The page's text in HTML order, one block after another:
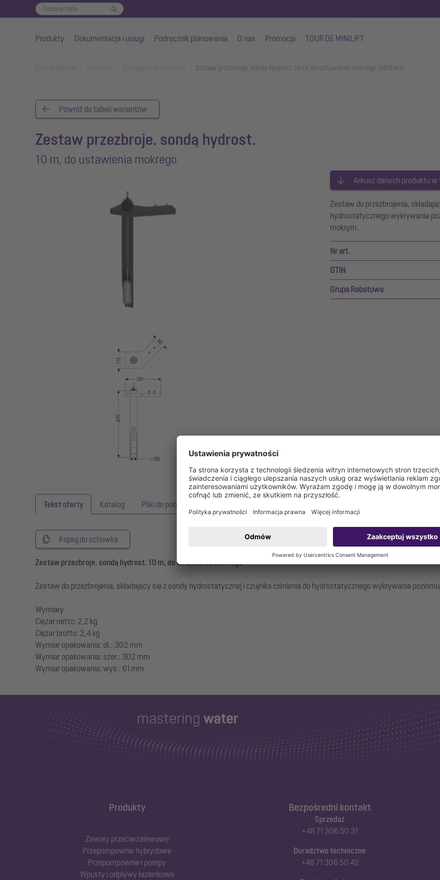
Produkty Dokumentacja i usługi Podręcznik planowania O nas Promocja TOUR DE MINILIFT
Zestaw przezbroje. sondą hydrost. 10 m, do ustawienia mokrego (681044)
Powrót do tabeli wariantów
Zestaw przezbroje. sondą hydrost.
10 m, do ustawienia mokrego
Arkusz danych produktu w
Zestaw do przezbrojenia,
hydrostatycznego wykrywania
mokrym.
Nr art.
GTIN
Grupa Rabatowa
Tekst oferty Katalog Pliki do pobrania
Kopiuj do schowka
Zestaw przezbroje. sondą hydrost. 10 m, do ustawienia mokrego
Zestaw do przezbrojenia, składający się z sondy hydrostatycznej i czujnika ciśnienia do hydrostatycznego wykrywania
Wymiary
Ciężar netto: 2,2 kg
Ciężar brutto: 2,4 kg
Wymiar opakowania: dł.: 302 mm
Wymiar opakowania: szer.: 302 mm
Produkty
Zawory przeciwzalewowe
Przepompownie hybrydowe
Przepompownie i pompy
Wpusty i odpływy łazienkowe
Bezpośredni kontakt
Sprzedaż
+48 71 306 50 31
Doradztwo techniczne
+48 71 306 50 42